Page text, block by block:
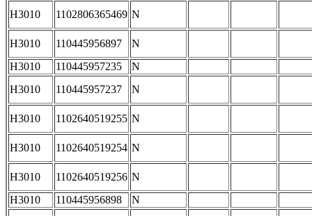
H3010 1102806365469 N
H3010 110445956897
N
H3010
110445957235
N
H3010
110445957237 N
H3010 1102640519255 N
H3010 1102640519254 N
H3010 1102640519256 N
H3010
110445956898
N